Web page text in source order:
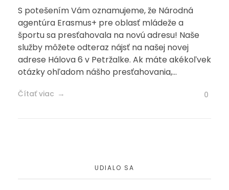
S potešením Vám oznamujeme, že Národná
agentúra Erasmus+ pre oblasť mládeže a
športu sa presťahovala na novú adresu! Naše
služby môžete odteraz nájsť na našej novej
adrese Hálova 6 v Petržalke. Ak máte akékoľvek
otázky ohľadom nášho presťahovania,...
Čítať viac 0
UDIALO SA